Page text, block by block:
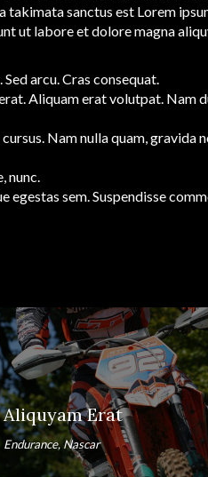
takimata sanctus est Lorem
ut labore et dolore magna
arcu. Cras consequat.
Aliquam erat volutpat. Nam
Nam nulla quam, gravida
, nunc.
egestas sem. Suspendisse
Aliquyam Erat
Endurance, Nascar